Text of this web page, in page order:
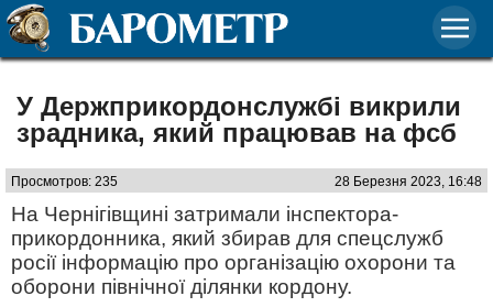
У Держприкордонслужбі викрили
зрадника, який працював на фсб
Просмотров: 235 28 Березня 2023, 16:48
На Чернігівщині затримали інспектора-
прикордонника, який збирав для спецслужб
росії інформацію про організацію охорони та
оборони північної ділянки кордону.